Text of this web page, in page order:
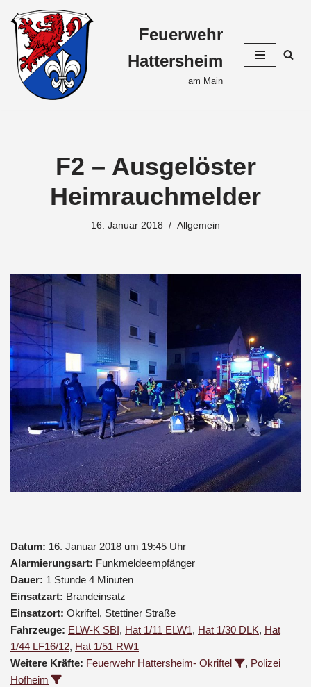
Zum
Inhalt
springen
Feuerwehr
Hattersheim
am Main
F2 – Ausgelöster
Heimrauchmelder
16. Januar 2018 Allgemein
Datum: 16. Januar 2018 um 19:45 Uhr
Alarmierungsart: Funkmeldeempfänger
Dauer: 1 Stunde 4 Minuten
Einsatzart: Brandeinsatz
Einsatzort: Okriftel, Stettiner Straße
Fahrzeuge: ELW-K SBI, Hat 1/11 ELW1, Hat 1/30 DLK, Hat
1/44 LF16/12, Hat 1/51 RW1
Weitere Kräfte: Feuerwehr Hattersheim- Okriftel , Polizei
Hofheim